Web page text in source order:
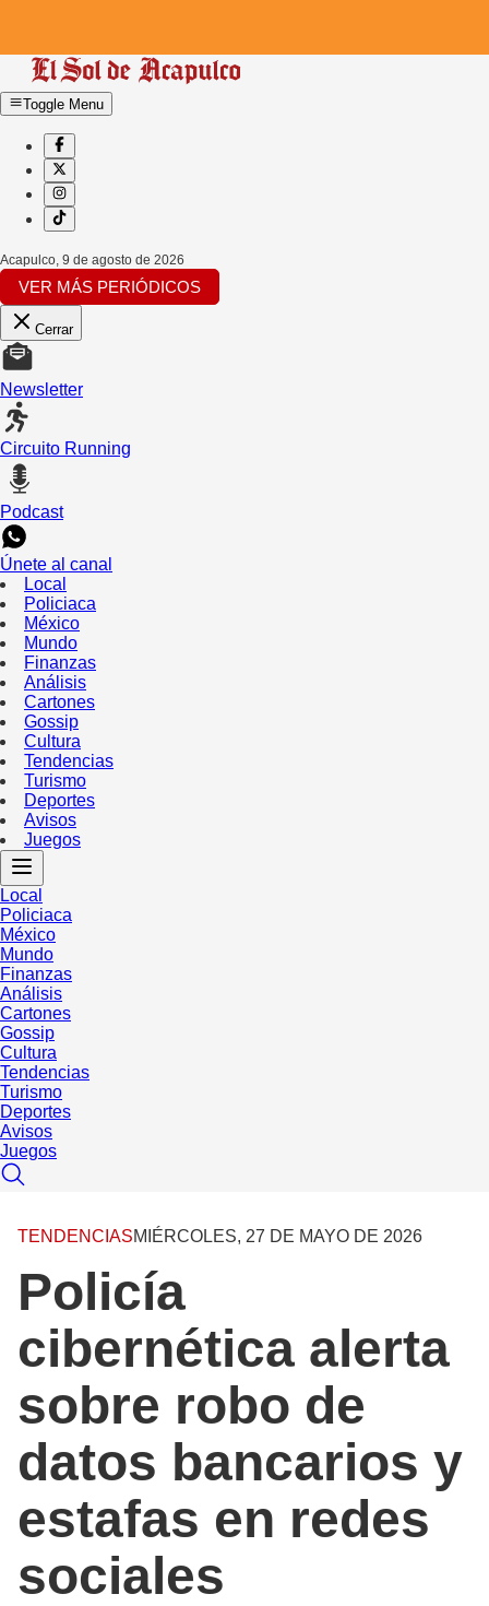
Toggle Menu
Acapulco 9 de agosto de 2026
VER MÁS PERIÓDICOS
Cerrar
Newsletter
Circuito Running
Podcast
Únete al canal
Local
Policiaca
México
Mundo
Finanzas
Análisis
Cartones
Gossip
Cultura
Tendencias
Turismo
Deportes
Avisos
Juegos
Local
Policiaca
México
Mundo
Finanzas
Análisis
Cartones
Gossip
Cultura
Tendencias
Turismo
Deportes
Avisos
Juegos
TENDENCIASMIÉRCOLES, 27 DE MAYO DE 2026
Policía
cibernética alerta
sobre robo de
datos bancarios y
estafas en redes
sociales